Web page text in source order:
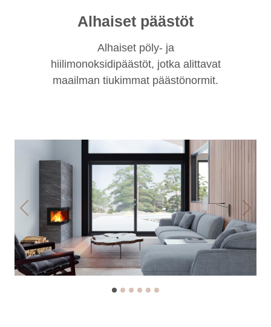
Alhaiset päästöt
Alhaiset pöly- ja
hiilimonoksidipäästöt, jotka alittavat
maailman tiukimmat päästönormit.
Previous Next